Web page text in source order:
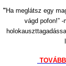
"Ha meglátsz egy
vágd pofon!”